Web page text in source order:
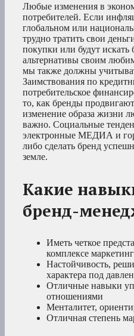
Любые изменения в
потребителей. Если
глобальном или
трудно тратить свои
покупки или будут искать
альтернативы своим
мы также должны
Заимствования по
потребительское
то, как бренды
изменение образа жизни
важно. Социальные
электронные МЕДИА и
либо сделать бренд
земле.
Какие
бренд-
Иметь четкое
комплексе
Настойчивость,
характера под
Отличные навыки
отношениями
Менталитет,
Отличная степень